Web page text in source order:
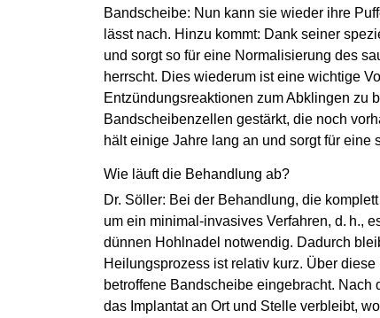
Bandscheibe: Nun kann sie wieder ihre
lässt nach. Hinzu kommt: Dank seiner
und sorgt so für eine Normalisierung des
herrscht. Dies wiederum ist eine wichtige
Entzündungsreaktionen zum Abklingen zu
Bandscheibenzellen gestärkt, die noch
hält einige Jahre lang an und sorgt für eine
Wie läuft die Behandlung ab?
Dr. Söller: Bei der Behandlung, die
um ein minimal-invasives Verfahren, d. h.,
dünnen Hohlnadel notwendig. Dadurch
Heilungs­prozess ist relativ kurz. Über
betroffene Bandscheibe eingebracht.
das Implantat an Ort und Stelle verbleibt,